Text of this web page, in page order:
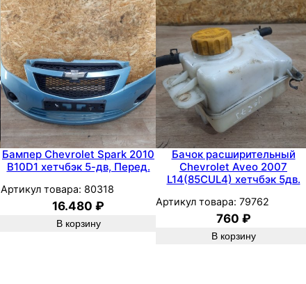
C
r
u
z
e
0
1
1
L
D
E
с
е
Бампер Chevrolet Spark 2010
B10D1 хетчбэк 5-дв, Перед.
Артикул товара: 80318
16.480 ₽
В корзину
Бачок расширительный
Chevrolet Aveo 2007
L14(85CUL4) хетчбэк 5дв.
Артикул товара: 79762
760 ₽
В корзину